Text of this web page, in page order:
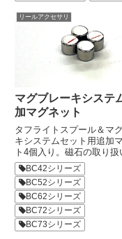
リールアクセサリ
マグブレーキシステ
加マグネット
タフライトスプール＆マ
キシステムセット用追加
ト4個入り。磁石の取り扱
いて特に小さなお子様が誤
いようご注意下さい。心臓
メーカー等の電子医療機
けると正常な作動を損な
有ります。パソコン・スマ
フ...
BC42シリーズ
BC52シリーズ
BC62シリーズ
BC72シリーズ
BC73シリーズ